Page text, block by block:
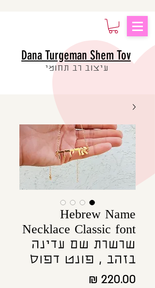
עיצוב רב תחומי
Dana Turgeman Shem Tov
Hebrew Name
Necklace Classic font
שרשרת שם עדינה
בזהב , פונט דפוס